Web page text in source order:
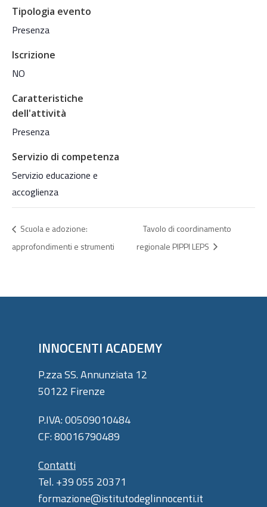
Tipologia evento
Presenza
Iscrizione
NO
Caratteristiche
dell'attività
Presenza
Servizio di competenza
Servizio educazione e
accoglienza
Scuola e adozione:
approfondimenti e strumenti
Tavolo di coordinamento
regionale PIPPI LEPS
INNOCENTI ACADEMY
P.zza SS. Annunziata 12
50122 Firenze
P.IVA: 00509010484
CF: 80016790489
Contatti
Tel. +39 055 20371
formazione@istitutodeglinnocenti.it